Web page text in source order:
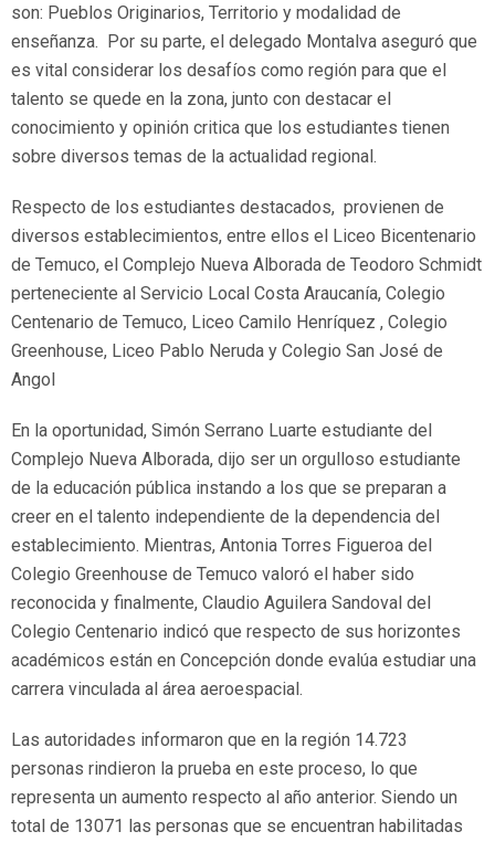
son: Pueblos Originarios, Territorio y modalidad de
enseñanza. Por su parte, el delegado Montalva aseguró que
es vital considerar los desafíos como región para que el
talento se quede en la zona, junto con destacar el
conocimiento y opinión critica que los estudiantes tienen
sobre diversos temas de la actualidad regional.
Respecto de los estudiantes destacados, provienen de
diversos establecimientos, entre ellos el Liceo Bicentenario
de Temuco, el Complejo Nueva Alborada de Teodoro Schmidt
perteneciente al Servicio Local Costa Araucanía, Colegio
Centenario de Temuco, Liceo Camilo Henríquez , Colegio
Greenhouse, Liceo Pablo Neruda y Colegio San José de
Angol
En la oportunidad, Simón Serrano Luarte estudiante del
Complejo Nueva Alborada, dijo ser un orgulloso estudiante
de la educación pública instando a los que se preparan a
creer en el talento independiente de la dependencia del
establecimiento. Mientras, Antonia Torres Figueroa del
Colegio Greenhouse de Temuco valoró el haber sido
reconocida y finalmente, Claudio Aguilera Sandoval del
Colegio Centenario indicó que respecto de sus horizontes
académicos están en Concepción donde evalúa estudiar una
carrera vinculada al área aeroespacial.
Las autoridades informaron que en la región 14.723
personas rindieron la prueba en este proceso, lo que
representa un aumento respecto al año anterior. Siendo un
total de 13071 las personas que se encuentran habilitadas